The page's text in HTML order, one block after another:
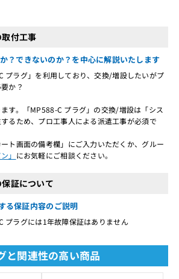
付工事
？できないのか？を中心に解説いたします
ラグ」を利用しており、交換/増設したいがプ
か？
。「MP588-C プラグ」の交換/増設は「シス
るため、プロ工事人による派遣工事が必須で
ト画面の備考欄」にご入力いただくか、グルー
」 にお気軽にご相談ください。
証について
る保証内容のご説明
プラグには1年故障保証はありません
と関連性の高い商品